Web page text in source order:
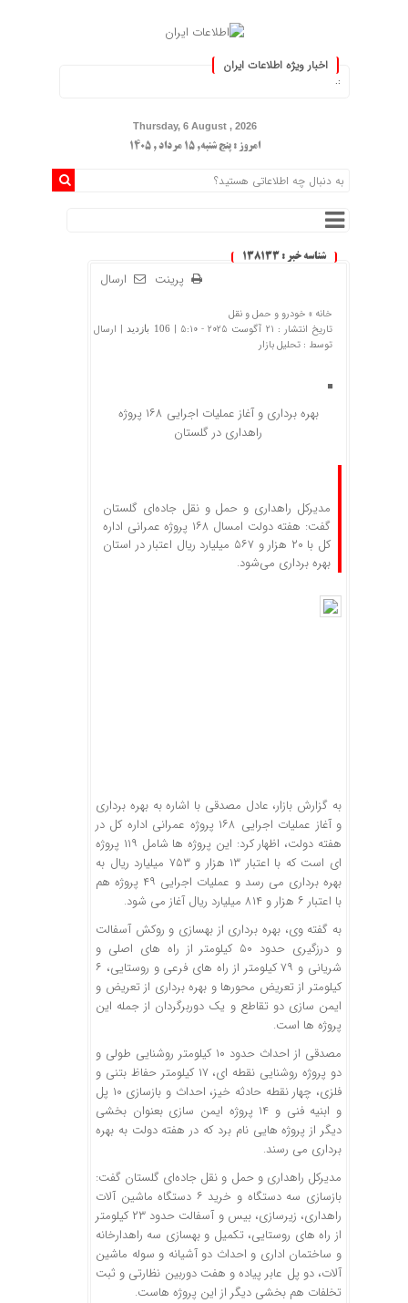
اخبار ویژه اطلاعات ایران
Thursday, 6 August , 2026
امروز : پنج شنبه, ۱۵ مرداد , ۱۴۰۵
شناسه خبر : 138133
ارسال پرینت
خانه » خودرو و حمل و نقل
تاریخ انتشار : 21 آگوست 2025 - 5:10 |
106 بازدید
| ارسال
توسط : تحلیل بازار
بهره برداری و آغاز عملیات اجرایی ۱۶۸ پروژه
راهداری در گلستان
مدیرکل راهداری و حمل و نقل جاده‌ای گلستان
گفت: هفته دولت امسال ۱۶۸ پروژه عمرانی اداره
کل با ۲۰ هزار و ۵۶۷ میلیارد ریال اعتبار در استان
بهره برداری می‌شود.
به گزارش بازار، عادل مصدقی با اشاره به بهره برداری
و آغاز عملیات اجرایی ۱۶۸ پروژه عمرانی اداره کل در
هفته دولت، اظهار کرد: این پروژه ها شامل ۱۱۹ پروژه
ای است که با اعتبار ۱۳ هزار و ۷۵۳ میلیارد ریال به
بهره برداری می رسد و عملیات اجرایی ۴۹ پروژه هم
با اعتبار ۶ هزار و ۸۱۴ میلیارد ریال آغاز می شود.
به گفته وی، بهره برداری از بهسازی و روکش آسفالت
و درزگیری حدود ۵۰ کیلومتر از راه های اصلی و
شریانی و ۷۹ کیلومتر از راه های فرعی و روستایی، ۶
کیلومتر از تعریض محورها و بهره برداری از تعریض و
ایمن سازی دو تقاطع و یک دوربرگردان از جمله این
پروژه ها است.
مصدقی از احداث حدود ۱۰ کیلومتر روشنایی طولی و
دو پروژه روشنایی نقطه ای، ۱۷ کیلومتر حفاظ بتنی و
فلزی، چهار نقطه حادثه خیز، احداث و بازسازی ۱۰ پل
و ابنیه فنی و ۱۴ پروژه ایمن سازی بعنوان بخشی
دیگر از پروژه هایی نام برد که در هفته دولت به بهره
برداری می رسند.
مدیرکل راهداری و حمل و نقل جاده‌ای گلستان گفت:
بازسازی سه دستگاه و خرید ۶ دستگاه ماشین آلات
راهداری، زیرسازی، بیس و آسفالت حدود ۲۳ کیلومتر
از راه های روستایی، تکمیل و بهسازی سه راهدارخانه
و ساختمان اداری و احداث دو آشیانه و سوله ماشین
آلات، دو پل عابر پیاده و هفت دوربین نظارتی و ثبت
تخلفات هم بخشی دیگر از این پروژه هاست.